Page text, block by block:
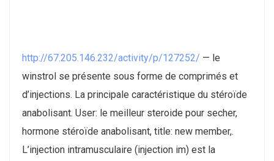
http://67.205.146.232/activity/p/127252/ — le
winstrol se présente sous forme de comprimés et
d’injections. La principale caractéristique du stéroïde
anabolisant. User: le meilleur steroide pour secher,
hormone stéroïde anabolisant, title: new member,.
L’injection intramusculaire (injection im) est la